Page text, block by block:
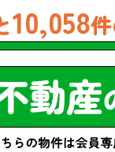
10,058